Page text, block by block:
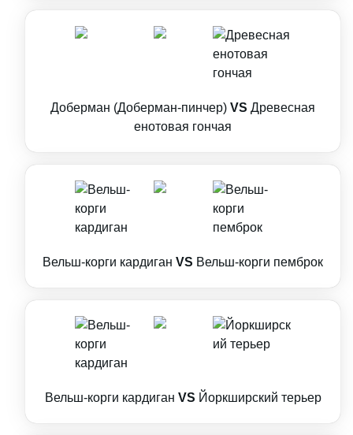
Доберман (Доберман-пинчер) VS Древесная
енотовая гончая
Вельш-корги кардиган VS Вельш-корги пемброк
Вельш-корги кардиган VS Йоркширский терьер